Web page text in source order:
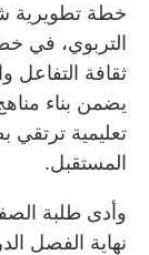
خطة تطويرية
التربوي، في
ثقافة التفاعل
يضمن بناء
تعليمية
المستقبل.
نهاية الفصل